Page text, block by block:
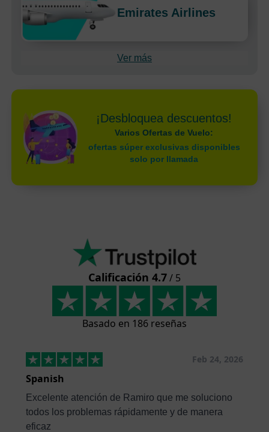
Emirates Airlines
Ver más
¡Desbloquea descuentos!
Varios Ofertas de Vuelo:
ofertas súper exclusivas disponibles
solo por llamada
Calificación 4.7/ 5
Basado en 186 reseñas
Feb 24, 2026
Spanish
Excelente atención de Ramiro que me soluciono
todos los problemas rápidamente y de manera
eficaz